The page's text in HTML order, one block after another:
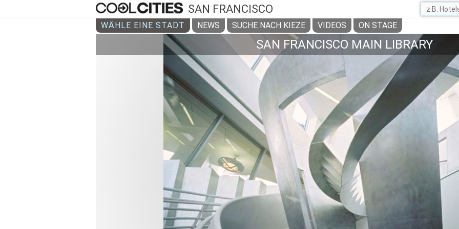
SAN FRANCISCO
WÄHLE EINE STADT NEWS SUCHE NACH KIEZE VIDEOS ON STAGE
SAN FRANCISCO MAIN LIBRARY